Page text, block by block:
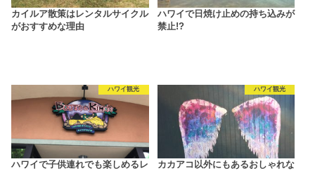
カイルア散策はレンタルサイクル
がおすすめな理由
ハワイで日焼け止めの持ち込みが
禁止!?
ハワイ観光
ハワイで子供連れでも楽しめるレ
ハワイ観光
カカアコ以外にもあるおしゃれな